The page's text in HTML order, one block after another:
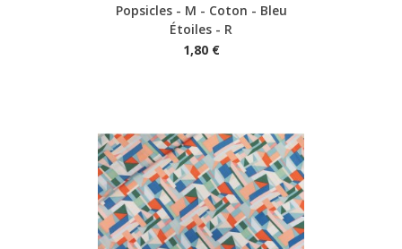
Popsicles - M - Coton - Bleu
Étoiles - R
1,80 €